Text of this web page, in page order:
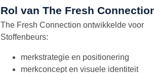
Rol van The Fresh
The Fresh Connection ontwikkelde voor
Stoffenbeurs:
merkstrategie en positionering
merkconcept en visuele identiteit